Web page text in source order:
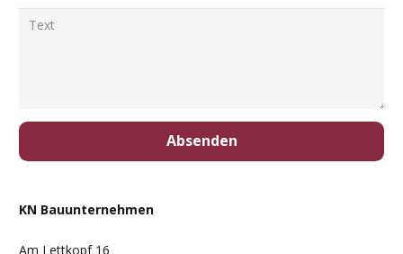
Absenden
KN Bauunternehmen
Am Lettkopf 16